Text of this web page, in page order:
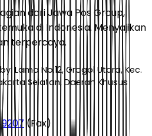
dari Jawa Pos Group,
di Indonesia. Menyajikan
terpercaya.
Lama No.12, Grogol Utara, Kec.
Selatan, Daerah Khusus
(Fax)